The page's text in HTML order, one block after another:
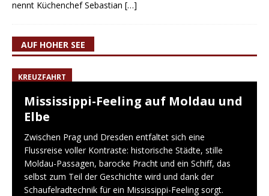
nennt Küchenchef Sebastian […]
AUF HOHER SEE
KREUZFAHRT
Mississippi-Feeling auf Moldau und
Elbe
Zwischen Prag und Dresden entfaltet sich eine
Flussreise voller Kontraste: historische Städte, stille
Moldau-Passagen, barocke Pracht und ein Schiff, das
selbst zum Teil der Geschichte wird und dank der
Schaufelradtechnik für ein Mississippi-Feeling sorgt.